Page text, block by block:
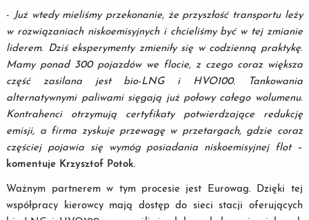
- Już wtedy mieliśmy przekonanie, że przyszłość transportu leży
w rozwiązaniach niskoemisyjnych i chcieliśmy być w tej zmianie
liderem. Dziś eksperymenty zmieniły się w codzienną praktykę.
Mamy ponad 300 pojazdów we flocie, z czego coraz większa
część zasilana jest bio-LNG i HVO100. Tankowania
alternatywnymi paliwami sięgają już połowy całego wolumenu.
Kontrahenci otrzymują certyfikaty potwierdzające redukcję
emisji, a firma zyskuje przewagę w przetargach, gdzie coraz
częściej pojawia się wymóg posiadania niskoemisyjnej flot–
komentuje Krzysztof Potok.
Ważnym partnerem w tym procesie jest Eurowag. Dzięki tej
współpracy kierowcy mają dostęp do sieci stacji oferujących